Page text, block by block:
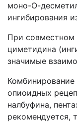
моно-О-
ингибирования
При совместном
циметидина
значимые
Комбинирование
опиоидных
налбуфина,
рекомендуется,